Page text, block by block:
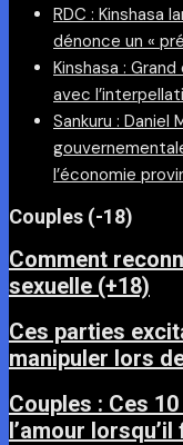
RDC : Kinshasa
dénonce un «
Kinshasa :
avec
Sankuru : Daniel
l’économie
Couples (-18)
Comment
sexuelle (+18)
Ces parties
manipuler lors
Couples : Ces
l’amour